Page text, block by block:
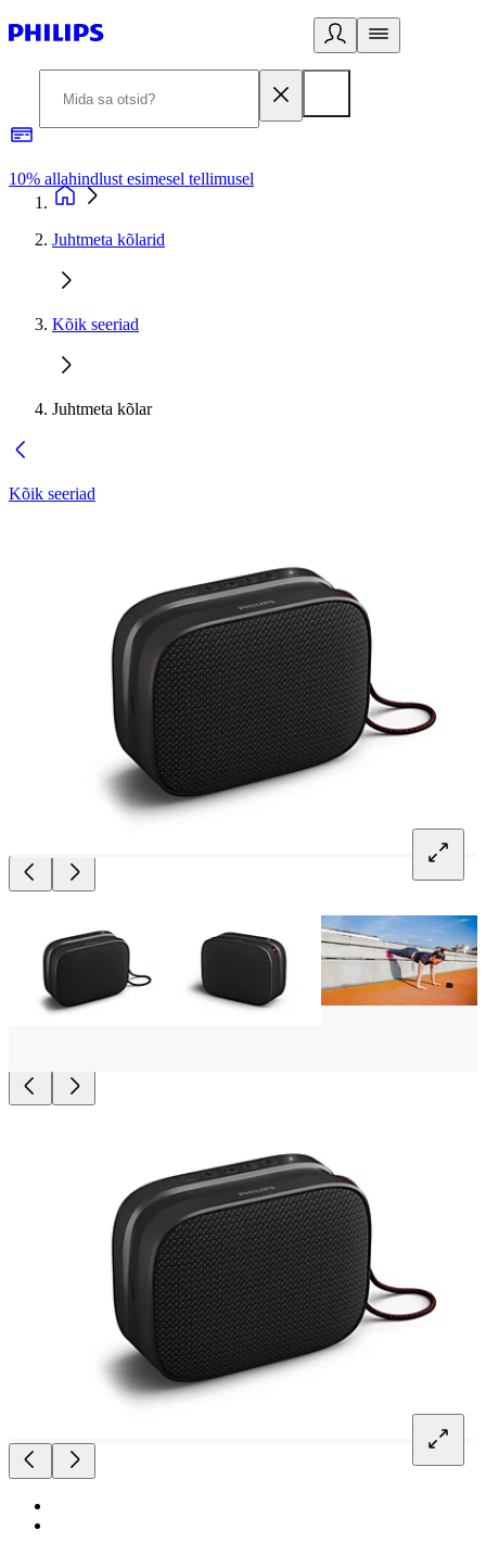
10% allahindlust esimesel tellimusel
Juhtmeta kõlarid
Kõik seeriad
Juhtmeta kõlar
Kõik seeriad